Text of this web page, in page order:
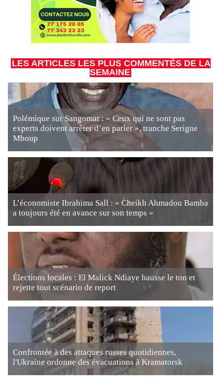
LES ARTICLES LES PLUS COMMENTÉS DE LA
SEMAINE
Polémique sur Sangomar : « Ceux qui ne sont pas
experts doivent arrêter d’en parler », tranche Serigne
Mboup
L’économiste Ibrahima Sall : « Cheikh Ahmadou Bamba
a toujours été en avance sur son temps »
Élections locales : El Malick Ndiaye hausse le ton et
rejette tout scénario de report
Confrontée à des attaques russes quotidiennes,
l'Ukraine ordonne des évacuations à Kramatorsk